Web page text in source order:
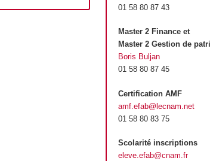
01 58 80 87 43
Master 2 Finance et
Master 2 Gestion de
Boris Buljan
01 58 80 87 45
Certification AMF
amf.efab@lecnam.net
01 58 80 83 75
Scolarité inscriptions
eleve.efab@cnam.fr